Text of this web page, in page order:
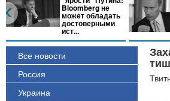
Bloomberg не
может обладать
достоверными
ист...
Все новости
Россия
Украина